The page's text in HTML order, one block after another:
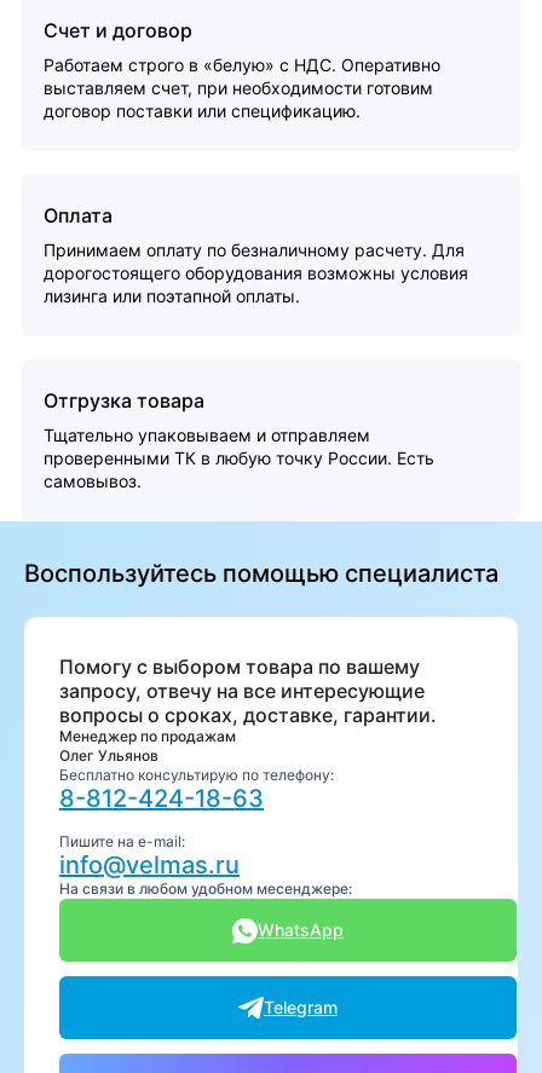
Счет и договор
Работаем строго в «белую» с НДС. Оперативно
выставляем счет, при необходимости готовим
договор поставки или спецификацию.
Оплата
Принимаем оплату по безналичному расчету. Для
дорогостоящего оборудования возможны условия
лизинга или поэтапной оплаты.
Отгрузка товара
Тщательно упаковываем и отправляем
проверенными ТК в любую точку России. Есть
самовывоз.
Воспользуйтесь помощью специалиста
Помогу с выбором товара по вашему
запросу, отвечу на все интересующие
вопросы о сроках, доставке, гарантии.
Менеджер по продажам
Олег Ульянов
Бесплатно консультирую по телефону:
8-812-424-18-63
Пишите на e-mail:
info@velmas.ru
На связи в любом удобном месенджере:
WhatsApp
Telegram